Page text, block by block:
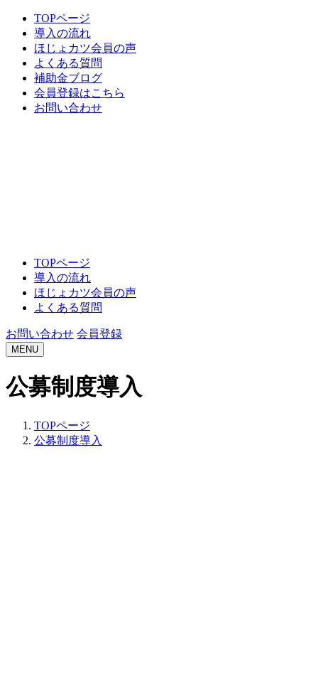
TOPページ
導入の流れ
ほじょカツ会員の声
よくある質問
補助金ブログ
会員登録はこちら
お問い合わせ
TOPページ
導入の流れ
ほじょカツ会員の声
よくある質問
お問い合わせ 会員登録
MENU
公募制度導入
TOPページ
公募制度導入